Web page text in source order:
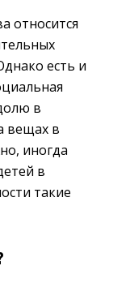
относится
есть и
в
вещах в
иногда
в
такие